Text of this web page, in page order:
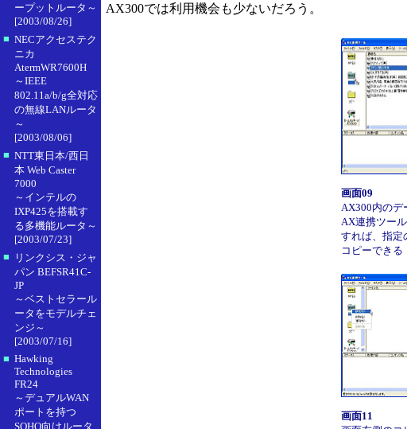
ープットルータ～
[2003/08/26]
■ NECアクセステク
ニカ
AtermWR7600H
～IEEE
802.11a/b/g全対応
の無線LANルータ
～
[2003/08/06]
■ NTT東日本/西日
本 Web Caster
7000
～インテルの
IXP425を搭載す
る多機能ルータ～
[2003/07/23]
■
リンクシス・ジャ
パン BEFSR41C-
JP
～ベストセラール
ータをモデルチェ
ンジ～
[2003/07/16]
■ Hawking
Technologies
FR24
～デュアルWAN
ポートを持つ
SOHO向けルータ
AX300では利用機会も少ないだろう。
画面09
AX300内のデ
AX連携ツー
すれば、指定
コピーできる
画面11